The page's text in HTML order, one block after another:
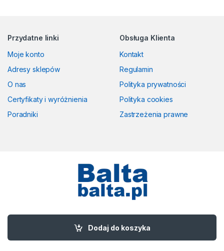
Dodaj do koszyka
Przydatne linki
Moje konto
Adresy sklepów
O nas
Certyfikaty i wyróżnienia
Poradniki
Obsługa Klienta
Kontakt
Regulamin
Polityka prywatności
Polityka cookies
Zastrzeżenia prawne
Masz pytania? Zadzwoń!
58 524 50 00